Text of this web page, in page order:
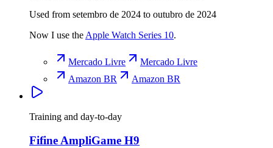
Used from setembro de 2024 to outubro de 2024
Now I use the Apple Watch Series 10.
Mercado Livre
Mercado Livre
Amazon BR
Amazon BR
Training and day-to-day
Fifine AmpliGame H9